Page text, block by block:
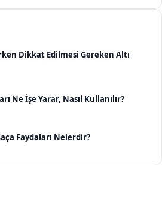
Dikkat Edilmesi Gereken Altı
Ne İşe Yarar, Nasıl Kullanılır?
Faydaları Nelerdir?